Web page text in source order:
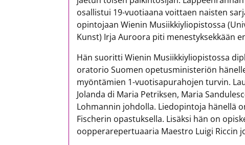
osallistui 19-vuotiaana voittaen naisten
opintojaan Wienin Musiikkiyliopistossa
Kunst) Irja Auroora piti menestyksekkään
Hän suoritti Wienin Musiikkiyliopistossa
oratorio Suomen opetusministeriön
myöntämien 1-vuotisapurahojen turvin.
Jolanda di Maria Petriksen, Maria
Lohmannin johdolla. Liedopintoja hänellä
Fischerin opastuksella. Lisäksi hän on
oopperarepertuaaria Maestro Luigi Riccin